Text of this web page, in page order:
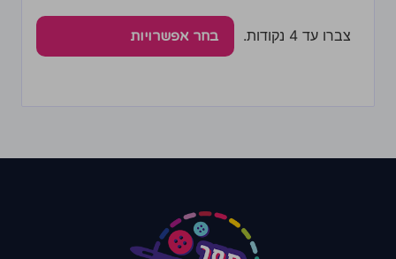
צברו עד 4 נקודות. בחר אפשרויות